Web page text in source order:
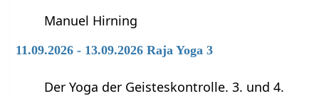
Manuel Hirning
11.09.2026 - 13.09.2026 Raja Yoga 3
Der Yoga der Geisteskontrolle. 3. und 4.